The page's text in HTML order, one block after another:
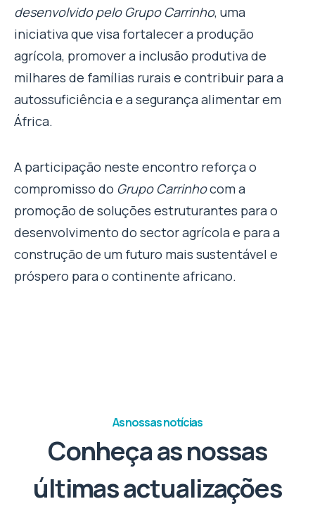
desenvolvido pelo Grupo Carrinho, uma
iniciativa que visa fortalecer a produção
agrícola, promover a inclusão produtiva de
milhares de famílias rurais e contribuir para a
autossuficiência e a segurança alimentar em
África.
A participação neste encontro reforça o
compromisso do Grupo Carrinhocom a
promoção de soluções estruturantes para o
desenvolvimento do sector agrícola e para a
construção de um futuro mais sustentável e
próspero para o continente africano.
As nossas notícias
Conheça as nossas
últimas actualizações